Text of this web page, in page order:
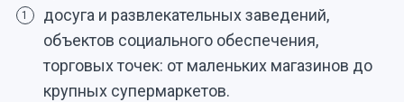
1
досуга и развлекательных заведений,
объектов социального обеспечения,
торговых точек: от маленьких магазинов до
крупных супермаркетов.